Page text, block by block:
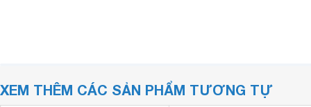
XEM THÊM CÁC SẢN PHẨM TƯƠNG TỰ